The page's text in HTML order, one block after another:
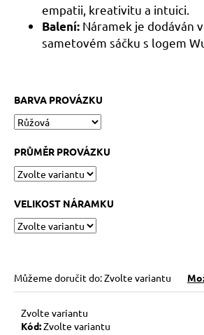
empatii, kreativitu a intuici.
Balení: Náramek je dodáván
sametovém sáčku s logem
BARVA PROVÁZKU
PRŮMĚR PROVÁZKU
VELIKOST NÁRAMKU
Můžeme doručit do:Zvolte variantu
Zvolte variantu
Kód:Zvolte variantu
KABBALAH
FIVE
SILVER
119
Kč
Původně:
149